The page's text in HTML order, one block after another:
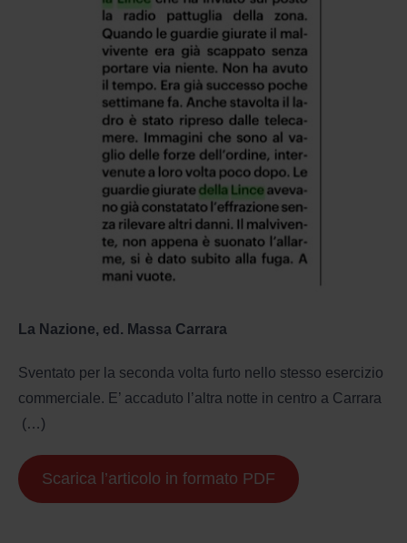
La Nazione, ed. Massa Carrara
Sventato per la seconda volta furto nello stesso esercizio
commerciale. E’ accaduto l’altra notte in centro a Carrara
(…)
Scarica l’articolo in formato PDF